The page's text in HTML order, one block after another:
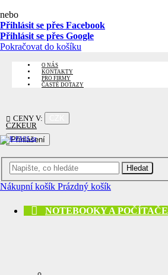
nebo
Přihlásit se přes Facebook
Přihlásit se přes Google
Pokračovat do košíku
O NÁS
KONTAKTY
PRO FIRMY
ČASTÉ DOTAZY
CENY V:
CZKEUR
Přihlášení
Hledat
Nákupní košík Prázdný košík
NOTEBOOKY A POČÍTAČE